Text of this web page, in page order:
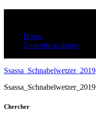
Home
Concerts scolaires
Ssassa_Schnabelwetzer_2019
Ssassa_Schnabelwetzer_2019
Chercher